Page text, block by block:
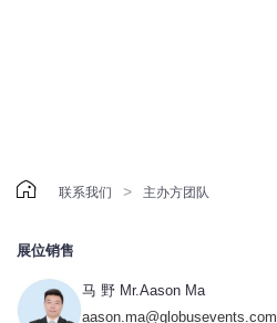
 联系我们 > 主办方团队
展位销售
马 野 Mr.Aason Ma
aason.ma@globusevents.com